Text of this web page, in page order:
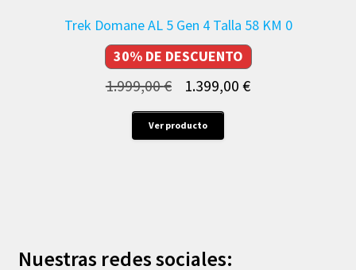
Trek Domane AL 5 Gen 4 Talla 58 KM 0
30% DE DESCUENTO
1.999,00€
El
precio
original
1.399,00€El
Ver producto
producto
se
Nuestras redes sociales: